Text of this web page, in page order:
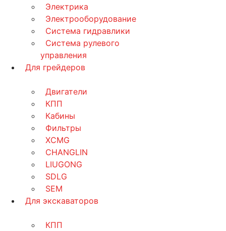
Электрика
Электрооборудование
Система гидравлики
Система рулевого
управления
Для грейдеров
Двигатели
КПП
Кабины
Фильтры
XCMG
CHANGLIN
LIUGONG
SDLG
SEM
Для экскаваторов
КПП